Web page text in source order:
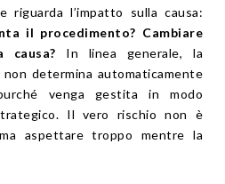
riguarda l’impatto sulla causa:
il procedimento? Cambiare
causa? In linea generale, la
determina automaticamente
venga gestita in modo
Il vero rischio non è
aspettare troppo mentre la